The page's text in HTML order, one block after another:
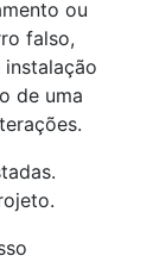
ou
falso,
de uma